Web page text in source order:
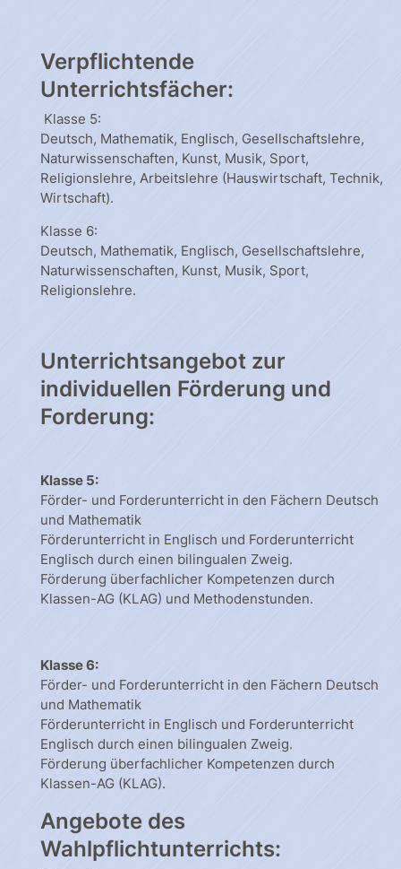
Verpflichtende
Unterrichtsfächer:
Klasse 5:
Deutsch, Mathematik, Englisch, Gesellschaftslehre,
Naturwissenschaften, Kunst, Musik, Sport,
Religionslehre, Arbeitslehre (Hauswirtschaft, Technik,
Wirtschaft).
Klasse 6:
Deutsch, Mathematik, Englisch, Gesellschaftslehre,
Naturwissenschaften, Kunst, Musik, Sport,
Religionslehre.
Unterrichtsangebot zur
individuellen Förderung und
Forderung:
Klasse 5:
Förder- und Forderunterricht in den Fächern Deutsch
und Mathematik
Förderunterricht in Englisch und Forderunterricht
Englisch durch einen bilingualen Zweig.
Förderung überfachlicher Kompetenzen durch
Klassen-AG (KLAG) und Methodenstunden.
Klasse 6:
Förder- und Forderunterricht in den Fächern Deutsch
und Mathematik
Förderunterricht in Englisch und Forderunterricht
Englisch durch einen bilingualen Zweig.
Förderung überfachlicher Kompetenzen durch
Klassen-AG (KLAG).
Angebote des
Wahlpflichtunterrichts: